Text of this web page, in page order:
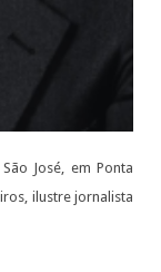
José, em Ponta
ilustre jornalista